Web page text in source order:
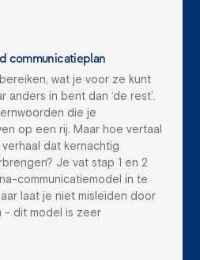
communicatieplan
wat je voor ze kunt
anders in bent dan ‘de rest’.
die je
op een rij. Maar hoe vertaal
dat kernachtig
Je vat stap 1 en 2
communicatiemodel in te
laat je niet misleiden door
- dit model is zeer